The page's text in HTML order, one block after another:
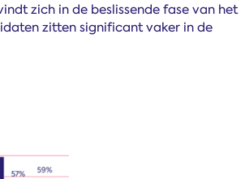
zich in de beslissende fase van het
zitten significant vaker in de